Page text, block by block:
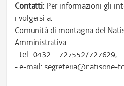
Contatti: Per informazioni gli
rivolgersi a:
Comunità di montagna del
Amministrativa:
- tel.: 0432 – 727552/727629;
- e-mail: segreteria@natisone-